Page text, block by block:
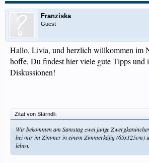
Franziska
Guest
Hallo, Livia, und herzlich willkommen im
hoffe, Du findest hier viele gute Tipps und
Diskussionen!
Zitat von Stärndli:
Wir bekommen am Samstag zwei junge
bei mir im Zimmer in einem Zimmerkäfig (65x125cm)
leben.